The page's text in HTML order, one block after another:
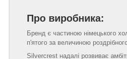
Про виробника:
Бренд є частиною німецького
п'ятого за величиною роздрібного
Silvercrest надалі розвиває